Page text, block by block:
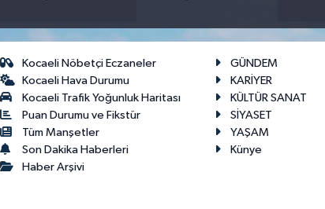
Kocaeli Nöbetçi Eczaneler
Kocaeli Hava Durumu
Kocaeli Trafik Yoğunluk Haritası
Puan Durumu ve Fikstür
Tüm Manşetler
Son Dakika Haberleri
Haber Arşivi
GÜNDEM
KARİYER
KÜLTÜR SANAT
SİYASET
YAŞAM
Künye